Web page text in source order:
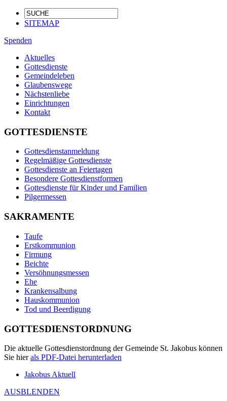
SITEMAP
Spenden
Aktuelles
Gottesdienste
Gemeindeleben
Glaubenswege
Nächstenliebe
Einrichtungen
Kontakt
GOTTESDIENSTE
Gottesdienstanmeldung
Regelmäßige Gottesdienste
Gottesdienste an Feiertagen
Besondere Gottesdienstformen
Gottesdienste für Kinder und Familien
Pilgermessen
SAKRAMENTE
Taufe
Erstkommunion
Firmung
Beichte
Versöhnungsmessen
Ehe
Krankensalbung
Hauskommunion
Tod und Beerdigung
GOTTESDIENSTORDNUNG
Die aktuelle Gottesdienstordnung der Gemeinde St. Jakobus können
Sie hierals PDF-Datei herunterladen
Jakobus Aktuell
AUSBLENDEN